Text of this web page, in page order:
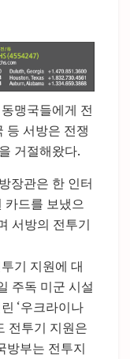
맹국들에게 전
등 서방은 전쟁
거절해왔다.
장관은 한 인터
카드를 보냈으
서방의 전투기
기 지원에 대
주독 미군 시설
‘우크라이나
전투기 지원은
방부는 전투지